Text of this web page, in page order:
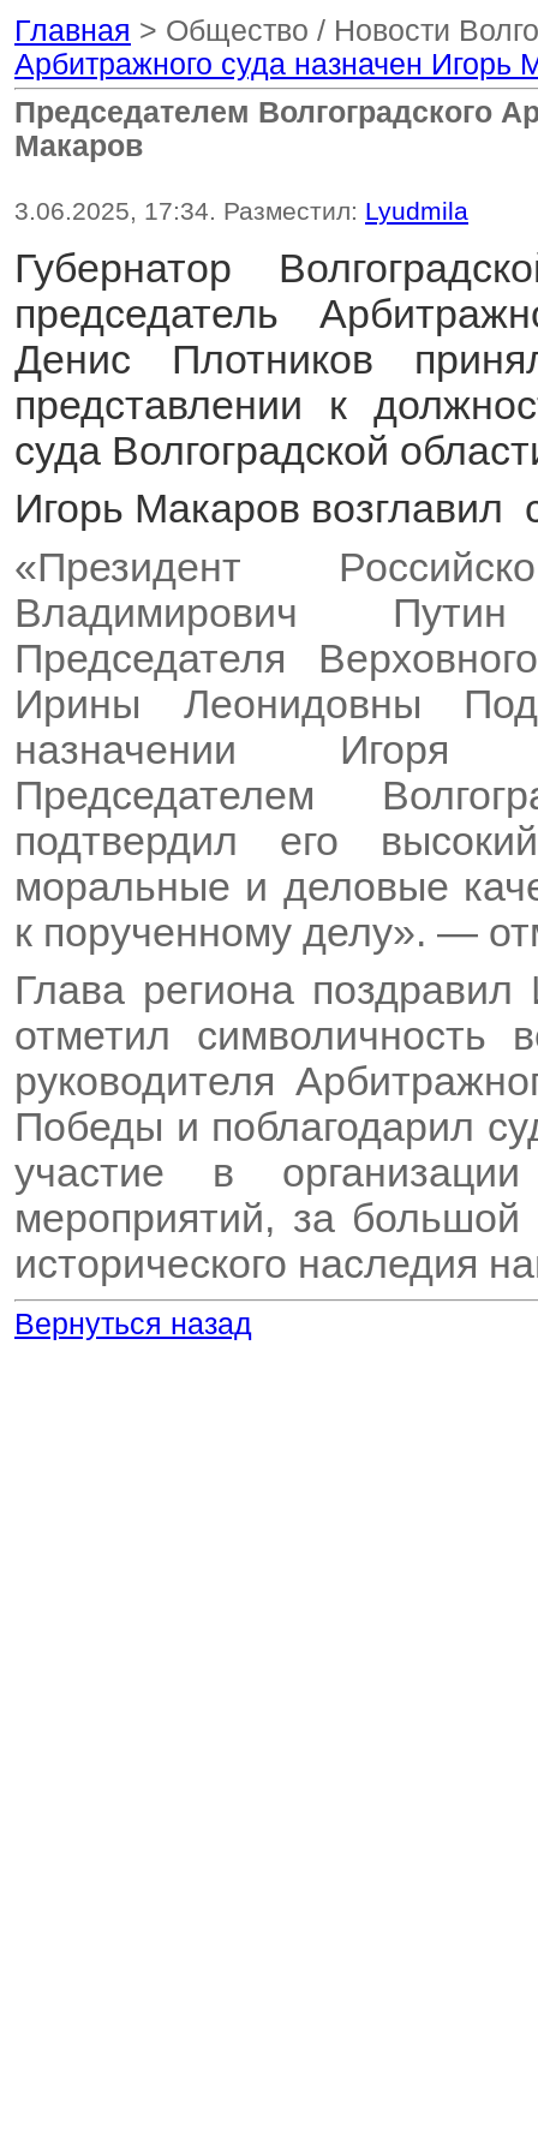
Главная > Общество / Новости
Арбитражного суда назначен Игорь
Председателем Волгоградского
Макаров
3.06.2025, 17:34. Разместил: Lyudmila
Губернатор
председатель
Денис Плотников
представлении к
суда Волгоградской
Игорь Макаров возглавил
«Президент
Владимирович
Председателя
Ирины Леонидовны
назначении Игоря
Председателем
подтвердил его
моральные и деловые
к порученному делу». —
Глава региона
отметил символичность
руководителя
Победы и поблагодарил
участие в
мероприятий, за большой
исторического наследия
Вернуться назад